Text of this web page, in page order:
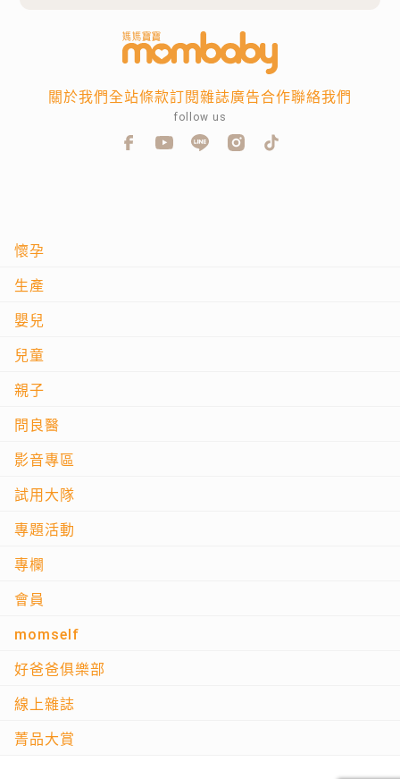
懷孕
生產
嬰兒
兒童
親子
問良醫
影音專區
試用大隊
專題活動
專欄
會員
momself
好爸爸俱樂部
線上雜誌
菁品大賞
關於我們全站條款訂閱雜誌廣告合作聯絡我們
follow us